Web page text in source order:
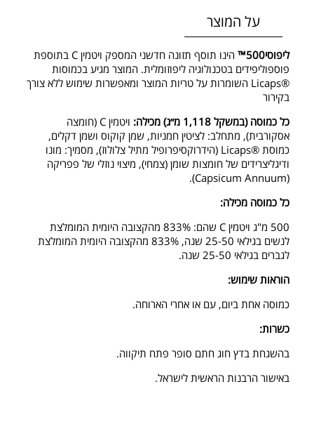
על המוצר
ליפוסי500™
הינו תוסף תזונה חדשני המספק ויטמין C בתוספת
פוספוליפידים בטכנולוגיה ליפוזומלית. המוצר מגיע בכמוסות
®Licaps השומרות על טריות המוצר ומאפשרות שימוש ללא צורך
בקירור
כל כמוסה (במשקל 1,118 מ״ג) מכילה:
ויטמין C (חומצה
אסקורבית), מתחלב: לציטין חמניות, שמן קוקוס ושמן דקלים,
כמוסת ®Licaps (הידרוקסיפרופיל מתיל צלולוז), מסמיך: מונו
ודיגליצרידים של חומצות שומן (צמחי), מיצוי נוזלי של פפריקה
(Capsicum Annuum).
כל כמוסה מכילה:
500 מ"ג ויטמין C שהם: 833% מהקצובה היומית המומלצת
לנשים בגילאי 25-50 שנה, 833% מהקצובה היומית המומלצת
לגברים בגילאי 25-50 שנה.
הוראות שימוש:
כמוסה אחת ביום, עם או אחרי הארוחה.
כשרות:
בהשגחת בדץ חוג חתם סופר פתח תיקווה.
באישור הרבנות הראשית לישראל.